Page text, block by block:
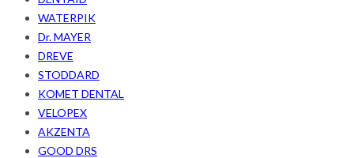
WATERPIK
Dr. MAYER
DREVE
STODDARD
KOMET DENTAL
VELOPEX
AKZENTA
GOOD DRS